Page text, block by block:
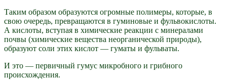
Таким образом образуются огромные полимеры, которые, в
свою очередь, превращаются в гуминовые и фульвокислоты.
А кислоты, вступая в химические реакции с минералами
почвы (химические вещества неорганической природы),
образуют соли этих кислот — гуматы и фульваты.
И это — первичный гумус микробного и грибного
происхождения.